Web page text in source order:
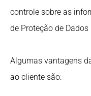
controle sobre as
de Proteção de Dados
Algumas vantagens
ao cliente são: